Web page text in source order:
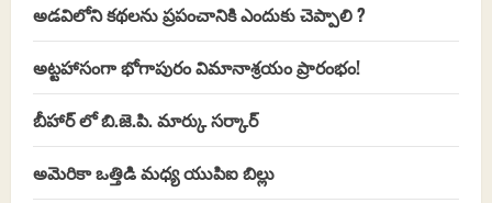
అడవిలోని కథలను ప్రపంచానికి ఎందుకు చెప్పాలి ?
అట్టహాసంగా భోగాపురం విమానాశ్రయం ప్రారంభం!
బీహార్ లో బి.జె.పి. మార్కు సర్కార్
అమెరికా ఒత్తిడి మధ్య యుపిఐ బిల్లు